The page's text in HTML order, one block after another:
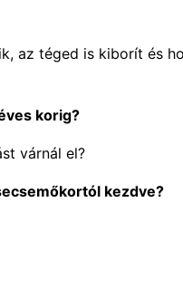
az téged is kiborít és
korig?
várnál el?
kezdve?